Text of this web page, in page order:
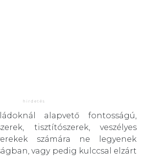
alapvető fontosságú,
tisztítószerek, veszélyes
számára ne legyenek
vagy pedig kulccsal elzárt